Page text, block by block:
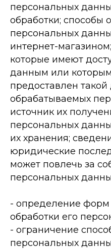
персональных
обработки; способы
персональных
интернет-­
которые имеют
данным или
предоставлен такой
обрабатываемых
источник их
персональных
их хранения;
юридические
может повлечь за
персональных
-­ определение форм
обработки его
-­ ограничение
персональных